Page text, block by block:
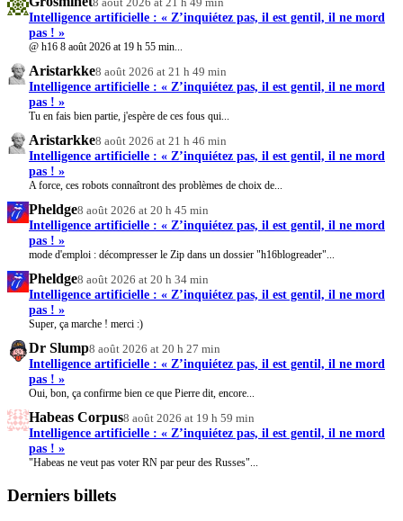
Intelligence artificielle : « Z’inquiétez pas, il est gentil, il ne mord
pas ! »
@ h16 8 août 2026 at 19 h 55 min...
Aristarkke8 août 2026 at 21 h 49 min
Intelligence artificielle : « Z’inquiétez pas, il est gentil, il ne mord
pas ! »
Tu en fais bien partie, j'espère de ces fous qui...
Aristarkke8 août 2026 at 21 h 46 min
Intelligence artificielle : « Z’inquiétez pas, il est gentil, il ne mord
pas ! »
A force, ces robots connaîtront des problèmes de choix de...
Pheldge8 août 2026 at 20 h 45 min
Intelligence artificielle : « Z’inquiétez pas, il est gentil, il ne mord
pas ! »
mode d'emploi : décompresser le Zip dans un dossier "h16blogreader"...
Pheldge8 août 2026 at 20 h 34 min
Intelligence artificielle : « Z’inquiétez pas, il est gentil, il ne mord
pas ! »
Super, ça marche ! merci :)
Dr Slump8 août 2026 at 20 h 27 min
Intelligence artificielle : « Z’inquiétez pas, il est gentil, il ne mord
pas ! »
Oui, bon, ça confirme bien ce que Pierre dit, encore...
Habeas Corpus8 août 2026 at 19 h 59 min
Intelligence artificielle : « Z’inquiétez pas, il est gentil, il ne mord
pas ! »
"Habeas ne veut pas voter RN par peur des Russes"...
Derniers billets